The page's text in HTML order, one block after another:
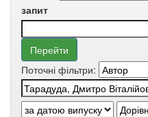
запит
Поточні фільтри: